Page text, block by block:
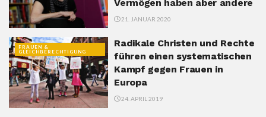
Vermögen haben aber andere
21. JANUAR 2020
FRAUEN &
GLEICHBERECHTIGUNG
Radikale Christen und Rechte
führen einen systematischen
Kampf gegen Frauen in
Europa
24. APRIL 2019